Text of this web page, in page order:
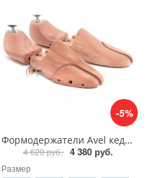
-5%
Формодержатели Avel кедр розовый для обуви
4 620 руб. 4 380 руб.
Размер